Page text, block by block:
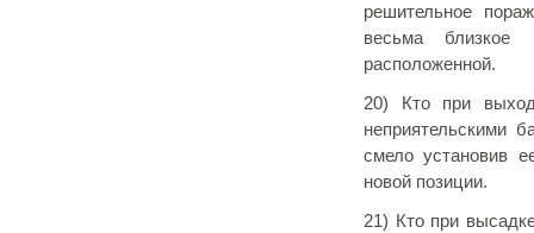
решительное
весьма близкое
расположенной.
20) Кто при
неприятельскими
смело установив
новой позиции.
21) Кто при